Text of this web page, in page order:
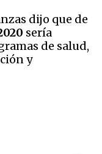
dijo que de
sería
de salud,
y